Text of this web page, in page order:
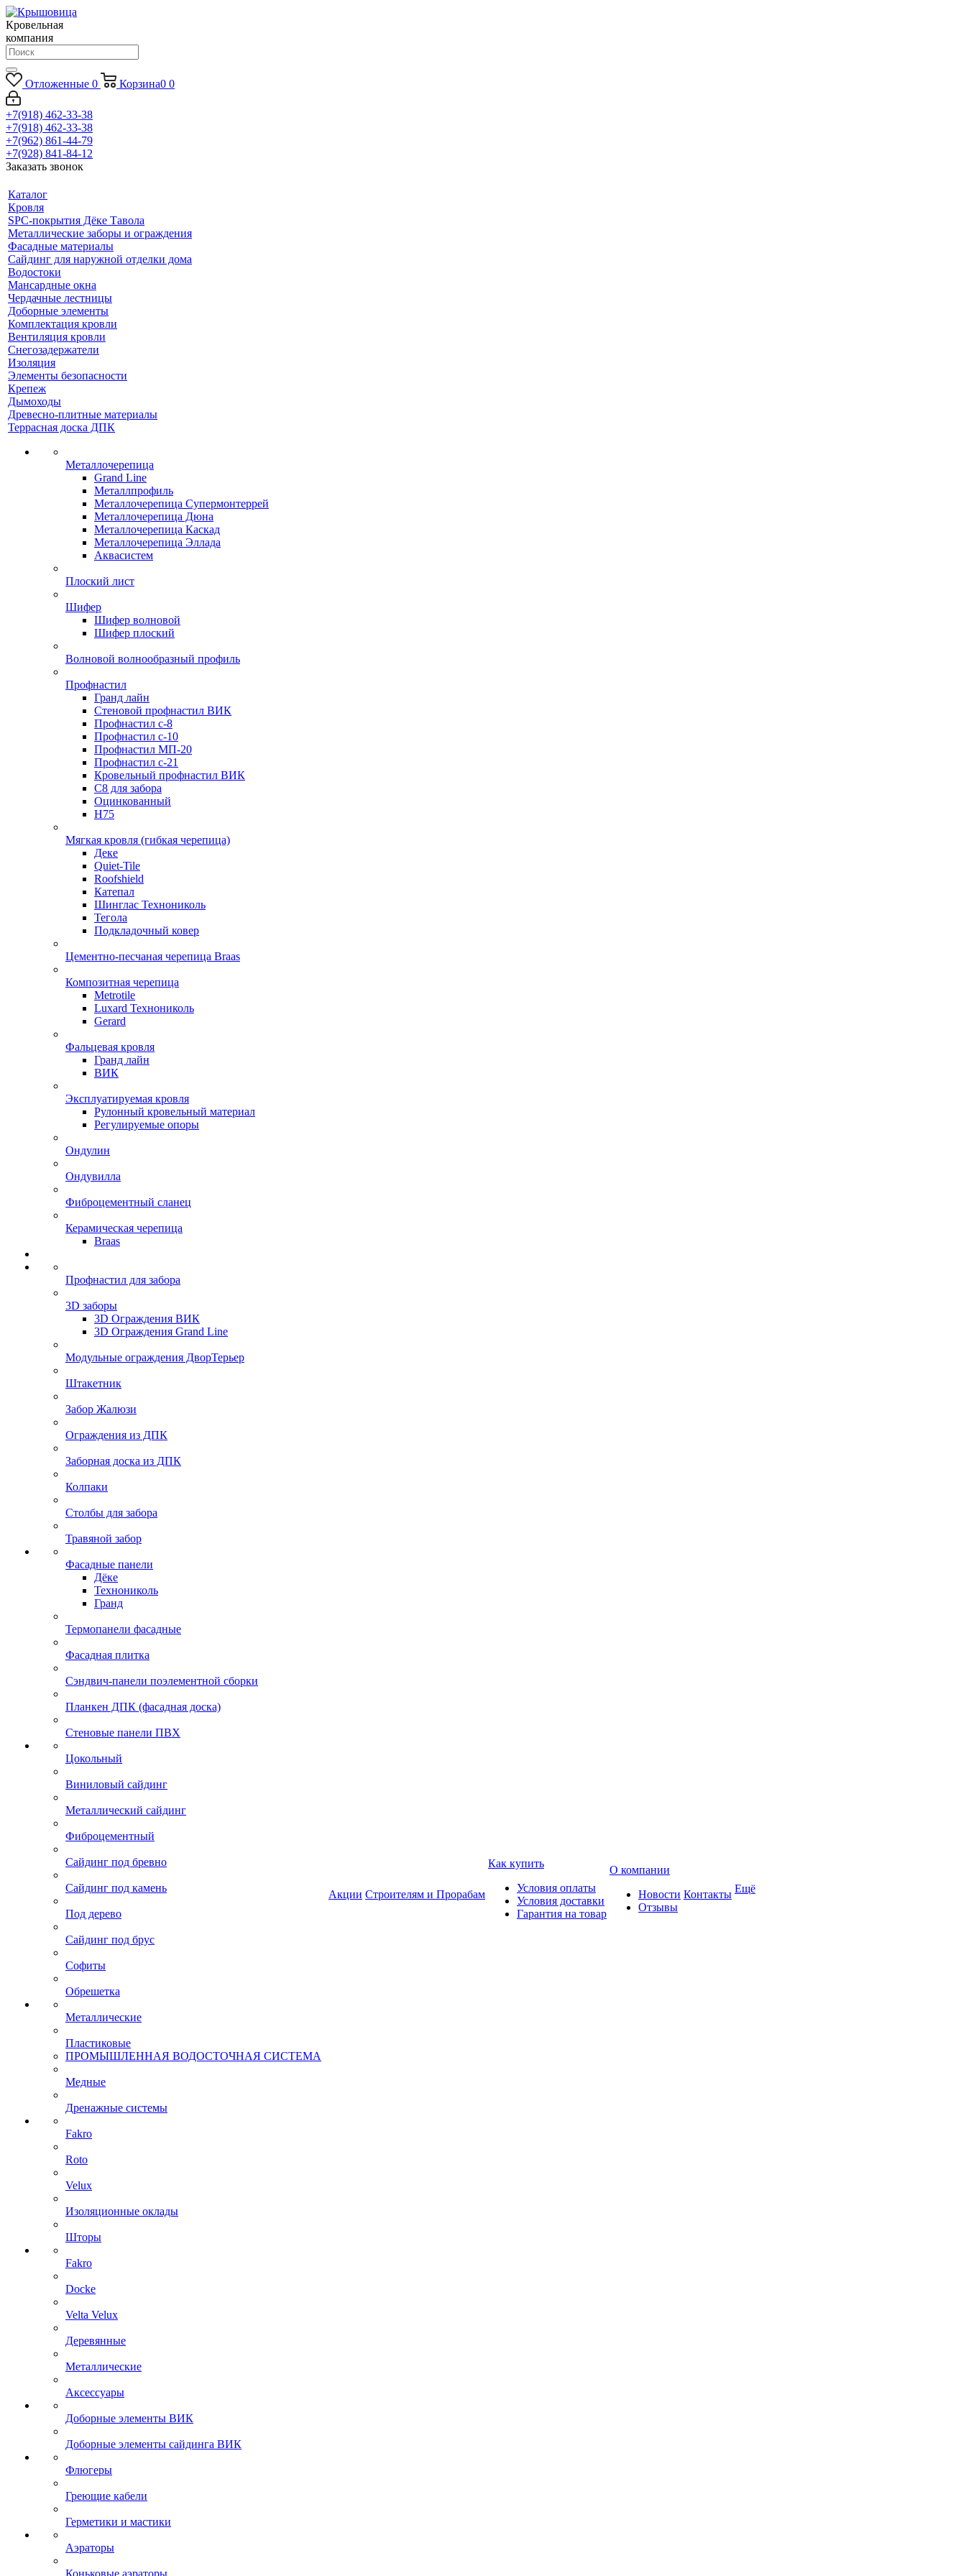
Кровельная
компания
Отложенные 0 Корзина0 0
+7(918) 462-33-38
+7(918) 462-33-38
+7(962) 861-44-79
+7(928) 841-84-12
Заказать звонок
Каталог
Кровля
SPC-покрытия Дёке Тавола
Металлические заборы и ограждения
Фасадные материалы
Сайдинг для наружной отделки дома
Водостоки
Мансардные окна
Чердачные лестницы
Доборные элементы
Комплектация кровли
Вентиляция кровли
Снегозадержатели
Изоляция
Элементы безопасности
Крепеж
Дымоходы
Древесно-плитные материалы
Террасная доска ДПК
Металлочерепица
Grand Line
Металлпрофиль
Металлочерепица Супермонтеррей
Металлочерепица Дюна
Металлочерепица Каскад
Металлочерепица Эллада
Аквасистем
Плоский лист
Шифер
Шифер волновой
Шифер плоский
Волновой волнообразный профиль
Профнастил
Гранд лайн
Стеновой профнастил ВИК
Профнастил с-8
Профнастил с-10
Профнастил МП-20
Профнастил с-21
Кровельный профнастил ВИК
С8 для забора
Оцинкованный
Н75
Мягкая кровля (гибкая черепица)
Деке
Quiet-Tile
Roofshield
Катепал
Шинглас Технониколь
Тегола
Подкладочный ковер
Цементно-песчаная черепица Braas
Композитная черепица
Metrotile
Luxard Технониколь
Gerard
Фальцевая кровля
Гранд лайн
ВИК
Эксплуатируемая кровля
Рулонный кровельный материал
Регулируемые опоры
Ондулин
Ондувилла
Фиброцементный сланец
Керамическая черепица
Braas
Профнастил для забора
3D заборы
3D Ограждения ВИК
3D Ограждения Grand Line
Модульные ограждения ДворТерьер
Штакетник
Забор Жалюзи
Ограждения из ДПК
Заборная доска из ДПК
Колпаки
Столбы для забора
Травяной забор
Фасадные панели
Дёке
Технониколь
Гранд
Термопанели фасадные
Фасадная плитка
Сэндвич-панели поэлементной сборки
Планкен ДПК (фасадная доска)
Стеновые панели ПВХ
Цокольный
Виниловый сайдинг
Металлический сайдинг
Фиброцементный
Сайдинг под бревно
Сайдинг под камень
Под дерево
Сайдинг под брус
Софиты
Обрешетка
Металлические
Пластиковые
ПРОМЫШЛЕННАЯ ВОДОСТОЧНАЯ СИСТЕМА
Медные
Дренажные системы
Fakro
Roto
Velux
Изоляционные оклады
Шторы
Fakro
Docke
Velta Velux
Деревянные
Металлические
Аксессуары
Доборные элементы ВИК
Доборные элементы сайдинга ВИК
Флюгеры
Греющие кабели
Герметики и мастики
Аэраторы
Коньковые аэраторы
Акции Строителям и Прорабам
Как купить
Условия оплаты
Условия доставки
Гарантия на товар
О компании
Новости
Отзывы
Контакты Ещё